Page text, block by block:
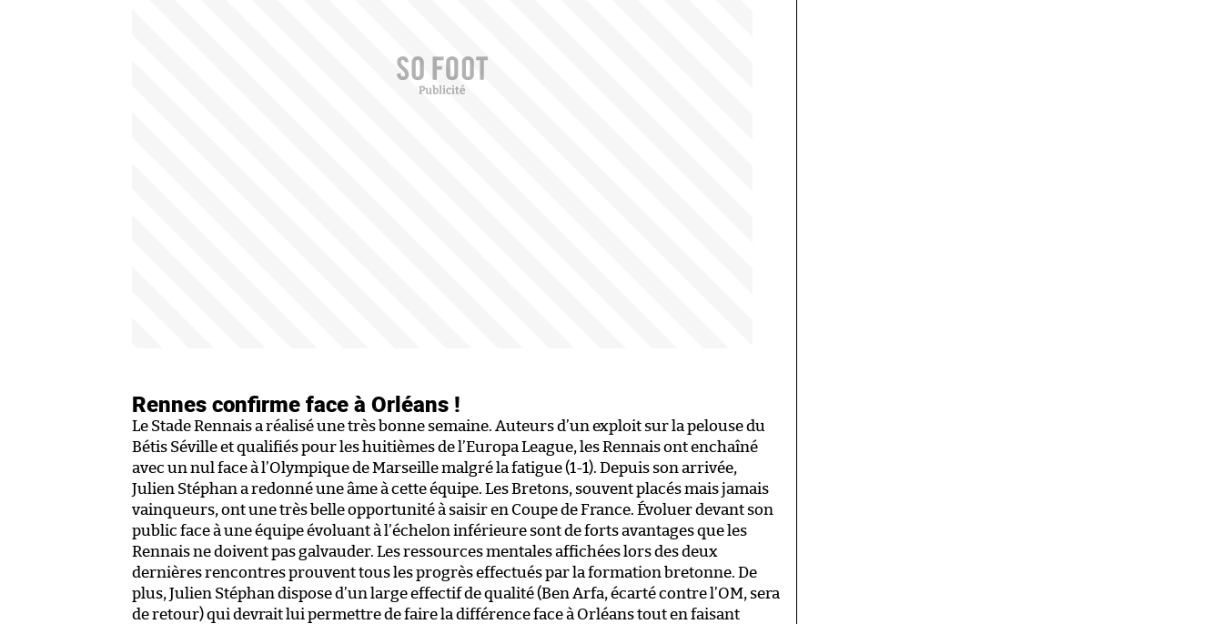
Rennes confirme face à Orléans !
Le Stade Rennais a réalisé une très bonne semaine. Auteurs d’un exploit sur la pelouse du
Bétis Séville et qualifiés pour les huitièmes de l’Europa League, les Rennais ont enchaîné
avec un nul face à l’Olympique de Marseille malgré la fatigue (1-1). Depuis son arrivée,
Julien Stéphan a redonné une âme à cette équipe. Les Bretons, souvent placés mais jamais
vainqueurs, ont une très belle opportunité à saisir en Coupe de France. Évoluer devant son
public face à une équipe évoluant à l’échelon inférieure sont de forts avantages que les
Rennais ne doivent pas galvauder. Les ressources mentales affichées lors des deux
dernières rencontres prouvent tous les progrès effectués par la formation bretonne. De
plus, Julien Stéphan dispose d’un large effectif de qualité (Ben Arfa, écarté contre l’OM, sera
de retour) qui devrait lui permettre de faire la différence face à Orléans tout en faisant